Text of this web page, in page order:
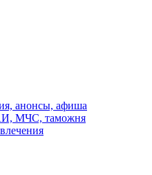
анонсы, афиша
МЧС, таможня